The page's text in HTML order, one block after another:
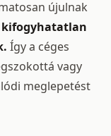
újulnak
kifogyhatatlan
Így a céges
vagy
meglepetést